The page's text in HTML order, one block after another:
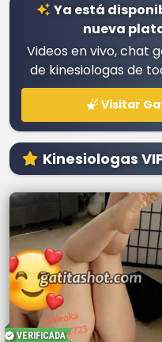
Ya está
nueva
Videos en vivo, chat
de kinesiologas de
Visitar
Kinesiologas
VERIFICADA